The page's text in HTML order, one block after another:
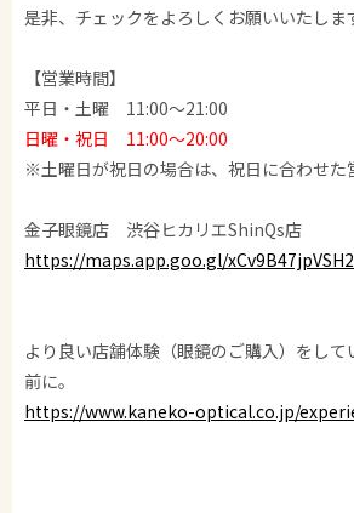
是非、チェックをよろしくお願いいたしま
【営業時間】
平日・土曜 11:00～21:00
日曜・祝日 11:00～20:00
※土曜日が祝日の場合は、祝日に合わせた
金子眼鏡店 渋谷ヒカリエShinQs店
https://maps.app.goo.gl/
より良い店舗体験（眼鏡のご購入）をして
前に。
https://www.kaneko-optical.co.jp/